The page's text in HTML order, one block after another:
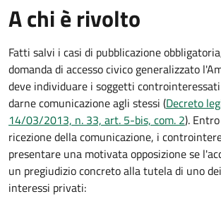
A chi è rivolto
Fatti salvi i casi di pubblicazione
domanda di accesso civico generalizzato
deve individuare i soggetti
darne comunicazione agli stessi (Decreto
14/03/2013, n. 33, art. 5-bis, com. 2).
ricezione della comunicazione, i
presentare una motivata opposizione se
un pregiudizio concreto alla tutela di uno
interessi privati: